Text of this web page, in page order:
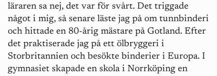
läraren sa nej, det var för svårt. Det triggade
något i mig, så senare läste jag på om tunnbinderi
och hittade en 80-årig mästare på Gotland. Efter
det praktiserade jag på ett ölbryggeri i
Storbritannien och besökte binderier i Europa. I
gymnasiet skapade en skola i Norrköping en